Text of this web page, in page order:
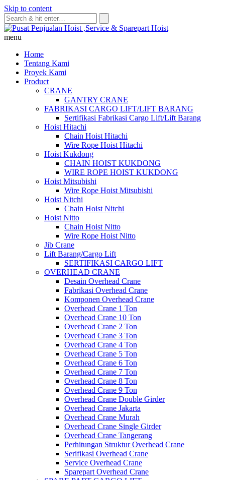
Skip to content
menu
Home
Tentang Kami
Proyek Kami
Product
CRANE
GANTRY CRANE
FABRIKASI CARGO LIFT/LIFT BARANG
Sertifikasi Fabrikasi Cargo Lift/Lift Barang
Hoist Hitachi
Chain Hoist Hitachi
Wire Rope Hoist Hitachi
Hoist Kukdong
CHAIN HOIST KUKDONG
WIRE ROPE HOIST KUKDONG
Hoist Mitsubishi
Wire Rope Hoist Mitsubishi
Hoist Nitchi
Chain Hoist Nitchi
Hoist Nitto
Chain Hoist Nitto
Wire Rope Hoist Nitto
Jib Crane
Lift Barang/Cargo Lift
SERTIFIKASI CARGO LIFT
OVERHEAD CRANE
Desain Overhead Crane
Fabrikasi Overhead Crane
Komponen Overhead Crane
Overhead Crane 1 Ton
Overhead Crane 10 Ton
Overhead Crane 2 Ton
Overhead Crane 3 Ton
Overhead Crane 4 Ton
Overhead Crane 5 Ton
Overhead Crane 6 Ton
Overhead Crane 7 Ton
Overhead Crane 8 Ton
Overhead Crane 9 Ton
Overhead Crane Double Girder
Overhead Crane Jakarta
Overhead Crane Murah
Overhead Crane Single Girder
Overhead Crane Tangerang
Perhitungan Struktur Overhead Crane
Serifikasi Overhead Crane
Service Overhead Crane
Sparepart Overhead Crane